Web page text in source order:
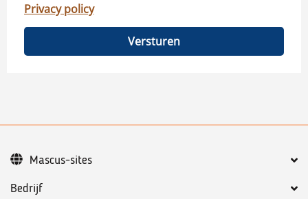
Privacy policy
Versturen
Bedrijf
Mascus-sites